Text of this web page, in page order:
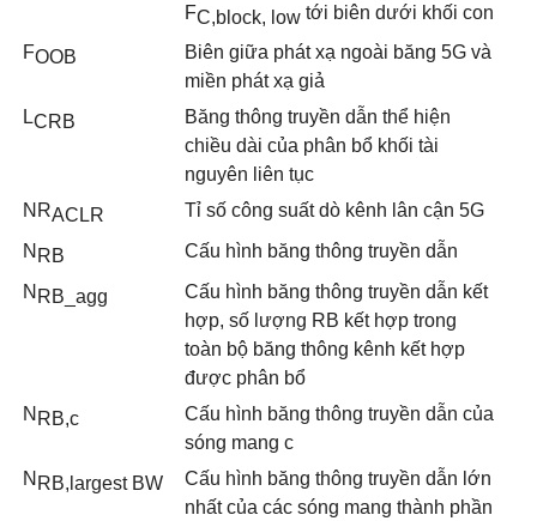
FC,block, low tới biên dưới khối con
FOOB Biên giữa phát xạ ngoài băng 5G và
miền phát xạ giả
LCRB
Băng thông truyền dẫn thể hiện
chiều dài của phân bổ khối tài
nguyên liên tục
NRACLR
Tỉ số công suất dò kênh lân cận 5G
N RB
Cấu hình băng thông truyền dẫn
N RB _agg
Cấu hình băng thông truyền dẫn kết
hợp, số lượng RB kết hợp trong
toàn bộ băng thông kênh kết hợp
được phân bổ
N RB,c
Cấu hình băng thông truyền dẫn của
sóng mang c
N RB, largest BW
Cấu hình băng thông truyền dẫn lớn
nhất của các sóng mang thành phần